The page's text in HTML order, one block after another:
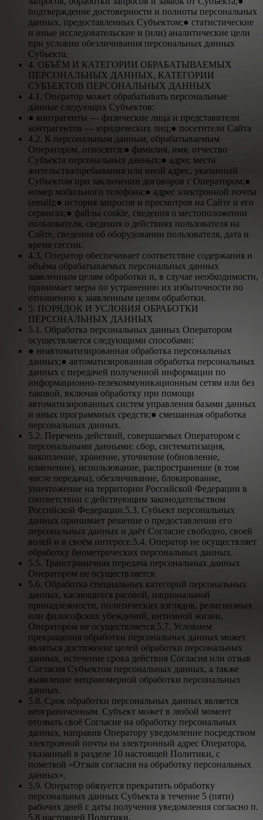
подтверждение достоверности и полноты персональных
данных, предоставленных Субъектом;● статистические
и иные исследовательские и (или) аналитические цели
при условии обезличивания персональных данных
Субъекта.
4. ОБЪЁМ И КАТЕГОРИИ ОБРАБАТЫВАЕМЫХ
ПЕРСОНАЛЬНЫХ ДАННЫХ, КАТЕГОРИИ
СУБЪЕКТОВ ПЕРСОНАЛЬНЫХ ДАННЫХ
4.1. Оператор может обрабатывать персональные
данные следующих Субъектов:
● контрагенты — физические лица и представители
контрагентов — юридических лиц;● посетители Сайта
4.2. К персональным данным, обрабатываемым
Оператором, относятся:● фамилия, имя, отчество
Субъекта персональных данных;● адрес места
жительства/пребывания или иной адрес, указанный
Субъектом при заключении договоров с Оператором;●
номер мобильного телефона;● адрес электронной почты
(email);● история запросов и просмотров на Сайте и его
сервисах;● файлы cookie, сведения о местоположении
пользователя, сведения о действиях пользователя на
Сайте, сведения об оборудовании пользователя, дата и
время сессии.
4.3. Оператор обеспечивает соответствие содержания и
объёма обрабатываемых персональных данных
заявленным целям обработки и, в случае необходимости,
принимает меры по устранению их избыточности по
отношению к заявленным целям обработки.
5. ПОРЯДОК И УСЛОВИЯ ОБРАБОТКИ
ПЕРСОНАЛЬНЫХ ДАННЫХ
5.1. Обработка персональных данных Оператором
осуществляется следующими способами:
● неавтоматизированная обработка персональных
данных;● автоматизированная обработка персональных
данных с передачей полученной информации по
информационно-телекоммуникационным сетям или без
таковой, включая обработку при помощи
автоматизированных систем управления базами данных
и иных программных средств;● смешанная обработка
персональных данных.
5.2. Перечень действий, совершаемых Оператором с
персональными данными: сбор, систематизация,
накопление, хранение, уточнение (обновление,
изменение), использование, распространение (в том
числе передача), обезличивание, блокирование,
уничтожение на территории Российской Федерации в
соответствии с действующим законодательством
Российской Федерации.5.3. Субъект персональных
данных принимает решение о предоставлении его
персональных данных и даёт Согласие свободно, своей
волей и в своём интересе.5.4. Оператор не осуществляет
обработку биометрических персональных данных.
5.5. Трансграничная передача персональных данных
Оператором не осуществляется.
5.6. Обработка специальных категорий персональных
данных, касающихся расовой, национальной
принадлежности, политических взглядов, религиозных
или философских убеждений, интимной жизни,
Оператором не осуществляется.5.7. Условием
прекращения обработки персональных данных может
являться достижение целей обработки персональных
данных, истечение срока действия Согласия или отзыв
Согласия Субъектом персональных данных, а также
выявление неправомерной обработки персональных
данных.
5.8. Срок обработки персональных данных является
неограниченным. Субъект может в любой момент
отозвать своё Согласие на обработку персональных
данных, направив Оператору уведомление посредством
электронной почты на электронный адрес Оператора,
указанный в разделе 10 настоящей Политики, с
пометкой «Отзыв согласия на обработку персональных
данных».
5.9. Оператор обязуется прекратить обработку
персональных данных Субъекта в течение 5 (пяти)
рабочих дней с даты получения уведомления согласно п.
5.8 настоящей Политики.